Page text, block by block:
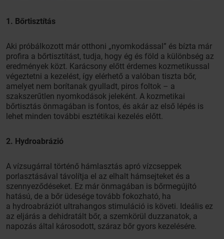
1. Bőrtisztítás
Aki próbálkozott már otthoni „nyomkodással” és bízta már
profira a bőrtisztítást, tudja, hogy ég és föld a különbség az
eredmények közt. Karácsony előtt érdemes kozmetikussal
végeztetni a kezelést, így elérhető a valóban tiszta bőr,
amelyet nem borítanak gyulladt, piros foltok – a
szakszerűtlen nyomkodások jeleként. A kozmetikai
bőrtisztás önmagában is fontos, és akár az első lépés is
lehet minden további esztétikai kezelés előtt.
2. Hydroabrázió
A vízsugárral történő hámlasztás apró vízcseppek
porlasztásával távolítja el az elhalt hámsejteket és a
szennyeződéseket. Ez már önmagában is bőrmegújító
hatású, de a bőr üdesége tovább fokozható, ha
a hydroabráziót ultrahangos stimuláció is követi. Ideális ez
az eljárás a dehidratált bőr, a szemkörül duzzanatok, a
napozás által károsodott, száraz bőr gyors kezelésére.